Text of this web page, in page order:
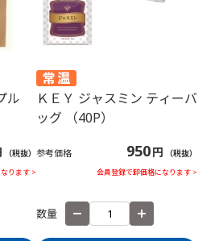
ル
（税抜）
ります >
ＫＥＹ ジャスミン ティーバ
ッグ （40P）
参考価格 950円 （税抜）
会員登録で卸価格になります >
数量